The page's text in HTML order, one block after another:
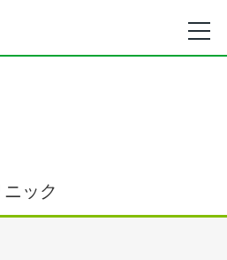
ック